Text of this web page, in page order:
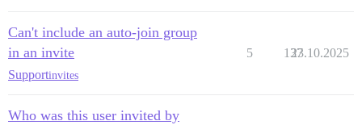
Can't include an auto-join group
in an invite
Supportinvites
5 137
23.10.2025
Who was this user invited by